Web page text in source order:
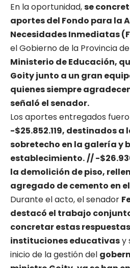
En la oportunidad,se
aportes del Fondo para la
Necesidades Inmediatas
el Gobierno de la Provincia
Ministerio de Educación,
Goity junto a un gran
quienes siempre
señaló el senador.
Los aportes entregados
-$25.852.119, destinados a
sobretecho en la galería y
establecimiento.// -
la demolición de piso,
agregado de cemento en
Durante el acto, el senador
destacó el trabajo
concretar estas
instituciones educativasy
inicio de la gestión del